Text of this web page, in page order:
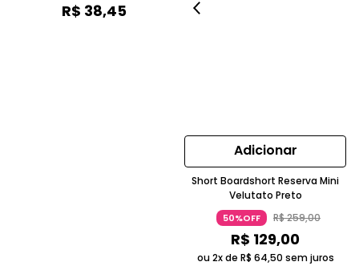
R$ 38,45
Adicionar
Short Boardshort Reserva Mini
Velutato Preto
50%OFF R$259,00
R$ 129,00
ou 2x de R$ 64,50 sem juros